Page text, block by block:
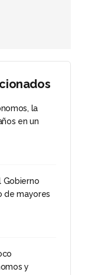
la
en un
Gobierno
de mayores
y